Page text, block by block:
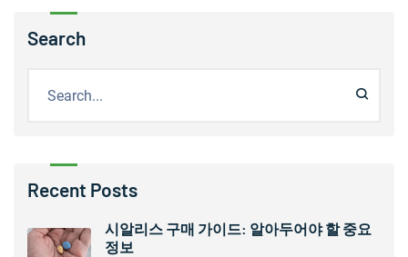
Search
Recent Posts
시알리스 구매 가이드: 알아두어야 할 중요
정보